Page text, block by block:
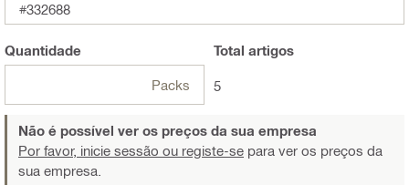
#332688
Quantidade
Packs
Total artigos
5
Não é possível ver os preços da sua empresa
Por favor, inicie sessão ou registe-se para ver os preços da
sua empresa.